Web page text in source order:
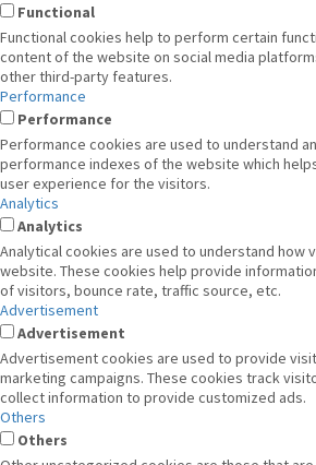
Functional
Functional cookies help to perform certain
content of the website on social media
other third-party features.
Performance
Performance
Performance cookies are used to understand
performance indexes of the website which
user experience for the visitors.
Analytics
Analytics
Analytical cookies are used to understand how
website. These cookies help provide
of visitors, bounce rate, traffic source, etc.
Advertisement
Advertisement
Advertisement cookies are used to provide
marketing campaigns. These cookies track
collect information to provide customized ads.
Others
Others